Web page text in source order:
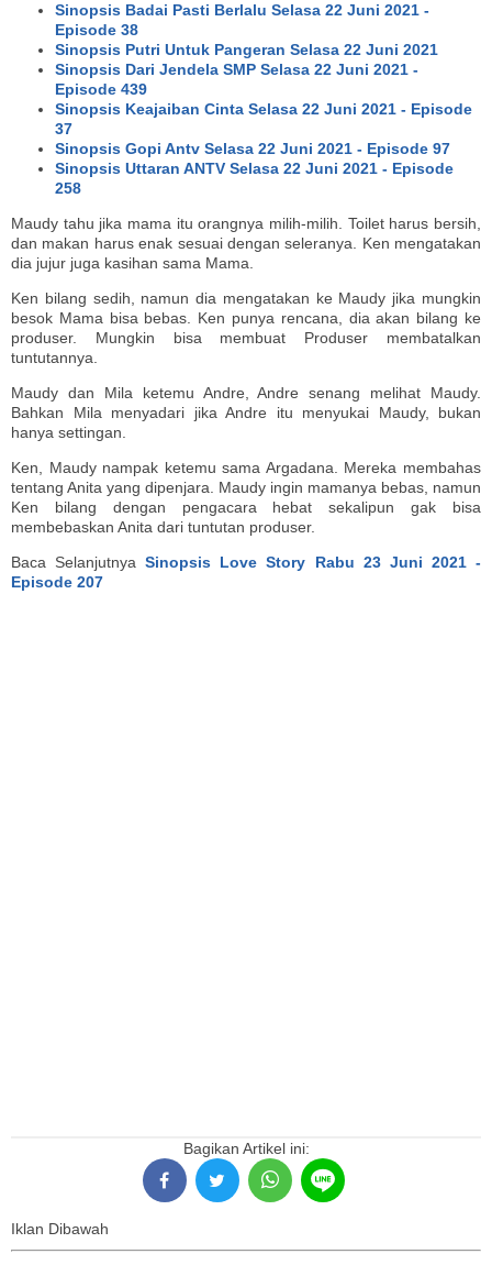
Sinopsis Badai Pasti Berlalu Selasa 22 Juni 2021 -
Episode 38
Sinopsis Putri Untuk Pangeran Selasa 22 Juni 2021
Sinopsis Dari Jendela SMP Selasa 22 Juni 2021 -
Episode 439
Sinopsis Keajaiban Cinta Selasa 22 Juni 2021 - Episode
37
Sinopsis Gopi Antv Selasa 22 Juni 2021 - Episode 97
Sinopsis Uttaran ANTV Selasa 22 Juni 2021 - Episode
258
Maudy tahu jika mama itu orangnya milih-milih. Toilet harus bersih,
dan makan harus enak sesuai dengan seleranya. Ken mengatakan
dia jujur juga kasihan sama Mama.
Ken bilang sedih, namun dia mengatakan ke Maudy jika mungkin
besok Mama bisa bebas. Ken punya rencana, dia akan bilang ke
produser. Mungkin bisa membuat Produser membatalkan
tuntutannya.
Maudy dan Mila ketemu Andre, Andre senang melihat Maudy.
Bahkan Mila menyadari jika Andre itu menyukai Maudy, bukan
hanya settingan.
Ken, Maudy nampak ketemu sama Argadana. Mereka membahas
tentang Anita yang dipenjara. Maudy ingin mamanya bebas, namun
Ken bilang dengan pengacara hebat sekalipun gak bisa
membebaskan Anita dari tuntutan produser.
Baca SelanjutnyaSinopsis Love Story Rabu 23 Juni 2021 -
Episode 207
Bagikan Artikel ini:
Iklan Dibawah